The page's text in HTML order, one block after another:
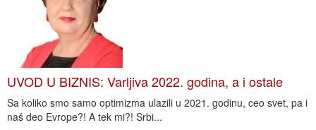
UVOD U BIZNIS: Varljiva 2022. godina, a i ostale
Sa koliko smo samo optimizma ulazili u 2021. godinu, ceo svet, pa i
naš deo Evrope?! A tek mi?! Srbi...